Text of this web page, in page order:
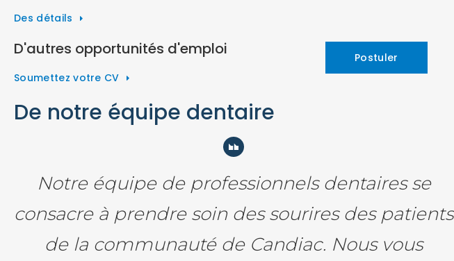
Des détails
D'autres opportunités d'emploi
Soumettez votre CV
Postuler
De notre équipe dentaire
Notre équipe de professionnels dentaires se
consacre à prendre soin des sourires des patients
de la communauté de Candiac. Nous vous